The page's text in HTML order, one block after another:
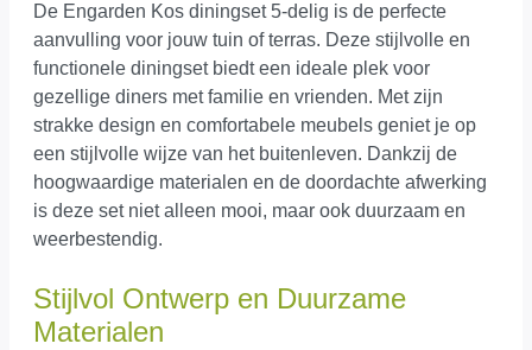
De Engarden Kos diningset 5-delig is de perfecte
aanvulling voor jouw tuin of terras. Deze stijlvolle en
functionele diningset biedt een ideale plek voor
gezellige diners met familie en vrienden. Met zijn
strakke design en comfortabele meubels geniet je op
een stijlvolle wijze van het buitenleven. Dankzij de
hoogwaardige materialen en de doordachte afwerking
is deze set niet alleen mooi, maar ook duurzaam en
weerbestendig.
Stijlvol Ontwerp en Duurzame
Materialen